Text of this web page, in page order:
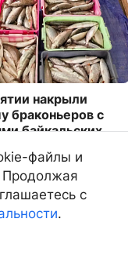
накрыли
браконьеров с
байкальских
файлы и
Продолжая
с
.